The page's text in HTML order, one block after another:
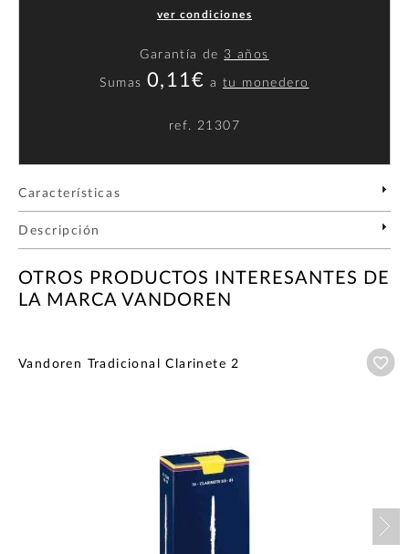
ver condiciones
Garantía de 3 años
Sumas 0,11€ atu monedero
ref. 21307
Características
Descripción
OTROS PRODUCTOS INTERESANTES DE
LA MARCA VANDOREN
Vandoren Tradicional Clarinete 2